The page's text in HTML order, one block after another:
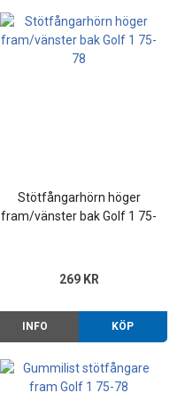
Stötfångarhörn höger
fram/vänster bak Golf 1 75-
269 KR
INFO KÖP